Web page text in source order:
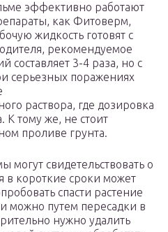
эффективно работают
как Фитоверм,
жидкость готовят с
рекомендуемое
составляет 3-4 раза, но с
серьезных поражениях
раствора, где дозировка
К тому же, не стоит
проливе грунта.
могут свидетельствовать о
в короткие сроки может
спасти растение
можно путем пересадки в
нужно удалить